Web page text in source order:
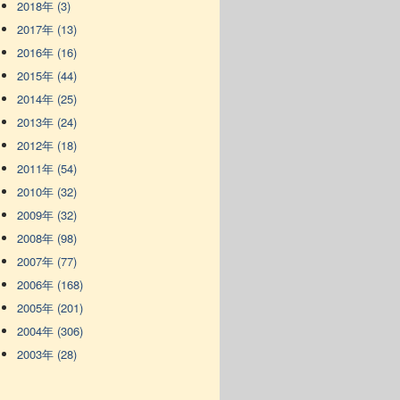
2018年 (3)
2017年 (13)
2016年 (16)
2015年 (44)
2014年 (25)
2013年 (24)
2012年 (18)
2011年 (54)
2010年 (32)
2009年 (32)
2008年 (98)
2007年 (77)
2006年 (168)
2005年 (201)
2004年 (306)
2003年 (28)